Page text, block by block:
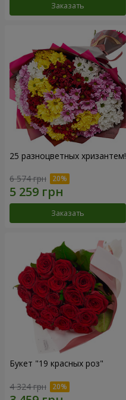
Заказать
25 разноцветных хризантем!
6 574 грн
Заказать
Букет "19 красных роз"
4 324 грн